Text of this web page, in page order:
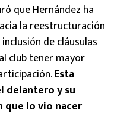
que Hernández ha
la reestructuración
de cláusulas
club tener mayor
Esta
delantero y su
lo vio nacer